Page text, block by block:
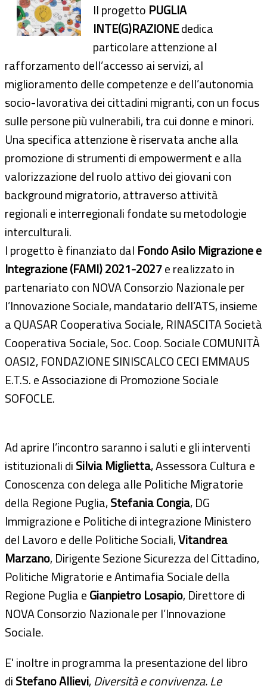
Il progetto PUGLIA
INTE(G)RAZIONEdedica
particolare attenzione al
rafforzamento dell’accesso ai servizi, al
miglioramento delle competenze e dell’autonomia
socio-lavorativa dei cittadini migranti, con un focus
sulle persone più vulnerabili, tra cui donne e minori.
Una specifica attenzione è riservata anche alla
promozione di strumenti di empowerment e alla
valorizzazione del ruolo attivo dei giovani con
background migratorio, attraverso attività
regionali e interregionali fondate su metodologie
interculturali.
l progetto è finanziato dal Fondo Asilo Migrazione e
Integrazione (FAMI) 2021-2027e realizzato in
partenariato con NOVA Consorzio Nazionale per
l’Innovazione Sociale, mandatario dell’ATS, insieme
a QUASAR Cooperativa Sociale, RINASCITA Società
Cooperativa Sociale, Soc. Coop. Sociale COMUNITÀ
OASI2, FONDAZIONE SINISCALCO CECI EMMAUS
E.T.S. e Associazione di Promozione Sociale
SOFOCLE.
Ad aprire l’incontro saranno i saluti e gli interventi
istituzionali diSilvia Miglietta, Assessora Cultura e
Conoscenza con delega alle Politiche Migratorie
della Regione Puglia,Stefania Congia, DG
Immigrazione e Politiche di integrazione Ministero
del Lavoro e delle Politiche Sociali,Vitandrea
Marzano, Dirigente Sezione Sicurezza del Cittadino,
Politiche Migratorie e Antimafia Sociale della
Regione Puglia eGianpietro Losapio, Direttore di
NOVA Consorzio Nazionale per l’Innovazione
Sociale.
E' inoltre in programma la presentazione del libro
diStefano Allievi,Diversità e convivenza. Le